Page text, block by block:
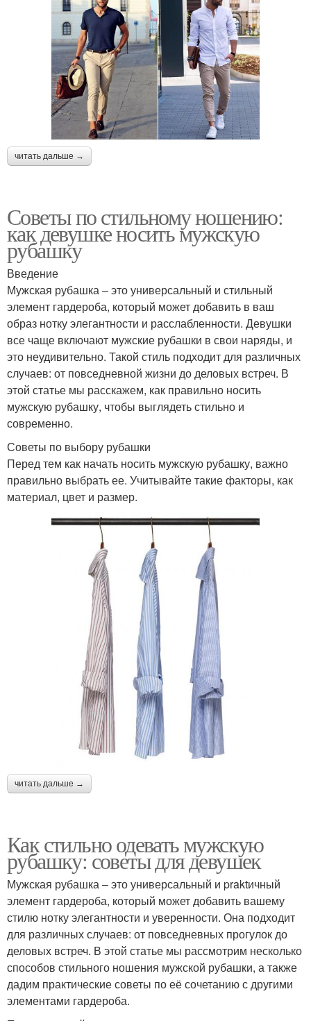
читать дальше →
Советы по стильному ношению:
как девушке носить мужскую
рубашку
Введение
Мужская рубашка – это универсальный и стильный
элемент гардероба, который может добавить в ваш
образ нотку элегантности и расслабленности. Девушки
все чаще включают мужские рубашки в свои наряды, и
это неудивительно. Такой стиль подходит для различных
случаев: от повседневной жизни до деловых встреч. В
этой статье мы расскажем, как правильно носить
мужскую рубашку, чтобы выглядеть стильно и
современно.
Советы по выбору рубашки
Перед тем как начать носить мужскую рубашку, важно
правильно выбрать ее. Учитывайте такие факторы, как
материал, цвет и размер.
читать дальше →
Как стильно одевать мужскую
рубашку: советы для девушек
Мужская рубашка – это универсальный и praktичный
элемент гардероба, который может добавить вашему
стилю нотку элегантности и уверенности. Она подходит
для различных случаев: от повседневных прогулок до
деловых встреч. В этой статье мы рассмотрим несколько
способов стильного ношения мужской рубашки, а также
дадим практические советы по её сочетанию с другими
элементами гардероба.